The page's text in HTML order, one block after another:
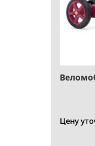
Цену